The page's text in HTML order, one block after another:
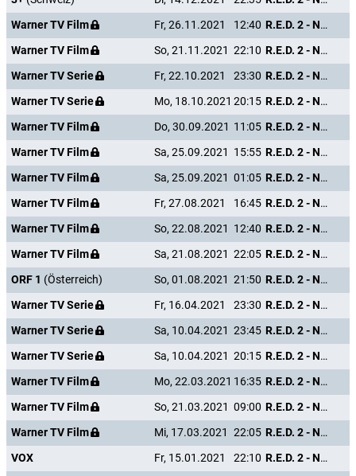
Warner TV Film
Fr, 26.11.2021 12:40
R.E.D. 2 - Noch Älter. Härter. Besser.
Warner TV Film
So, 21.11.2021 22:10
R.E.D. 2 - Noch Älter. Härter. Besser.
Warner TV Serie
Fr, 22.10.2021 23:30
R.E.D. 2 - Noch Älter. Härter. Besser.
Warner TV Serie
Mo, 18.10.2021 20:15
R.E.D. 2 - Noch Älter. Härter. Besser.
Warner TV Film
Do, 30.09.2021 11:05
R.E.D. 2 - Noch Älter. Härter. Besser.
Warner TV Film
Sa, 25.09.2021 15:55
R.E.D. 2 - Noch Älter. Härter. Besser.
Warner TV Film
Sa, 25.09.2021 01:05
R.E.D. 2 - Noch Älter. Härter. Besser.
Warner TV Film
Fr, 27.08.2021 16:45
R.E.D. 2 - Noch Älter. Härter. Besser.
Warner TV Film
So, 22.08.2021 12:40
R.E.D. 2 - Noch Älter. Härter. Besser.
Warner TV Film
Sa, 21.08.2021 22:05
R.E.D. 2 - Noch Älter. Härter. Besser.
ORF 1 (Österreich) So, 01.08.2021 21:50
R.E.D. 2 - Noch Älter. Härter. Besser.
Warner TV Serie
Fr, 16.04.2021 23:30
R.E.D. 2 - Noch Älter. Härter. Besser.
Warner TV Serie
Sa, 10.04.2021 23:45
R.E.D. 2 - Noch Älter. Härter. Besser.
Warner TV Serie
Sa, 10.04.2021 20:15
R.E.D. 2 - Noch Älter. Härter. Besser.
Warner TV Film
Mo, 22.03.2021 16:35
R.E.D. 2 - Noch Älter. Härter. Besser.
Warner TV Film
So, 21.03.2021 09:00
R.E.D. 2 - Noch Älter. Härter. Besser.
Warner TV Film
Mi, 17.03.2021 22:05
R.E.D. 2 - Noch Älter. Härter. Besser.
VOX
Fr, 15.01.2021 22:10
R.E.D. 2 - Noch Älter. Härter. Besser.